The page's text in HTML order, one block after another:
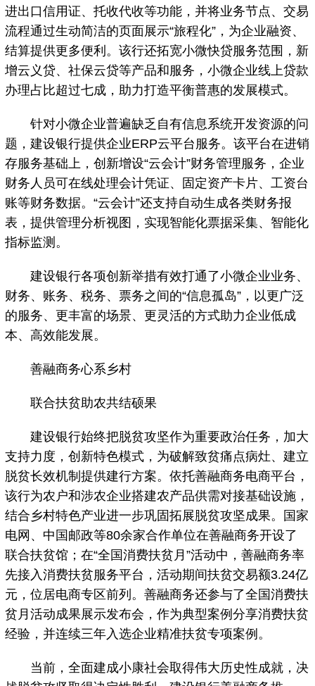
进出口信用证、托收代收等功能，并将业务节点、交易
流程通过生动简洁的页面展示“旅程化”，为企业融资、
结算提供更多便利。该行还拓宽小微快贷服务范围，新
增云义贷、社保云贷等产品和服务，小微企业线上贷款
办理占比超过七成，助力打造平衡普惠的发展模式。
针对小微企业普遍缺乏自有信息系统开发资源的问
题，建设银行提供企业ERP云平台服务。该平台在进销
存服务基础上，创新增设“云会计”财务管理服务，企业
财务人员可在线处理会计凭证、固定资产卡片、工资台
账等财务数据。“云会计”还支持自动生成各类财务报
表，提供管理分析视图，实现智能化票据采集、智能化
指标监测。
建设银行各项创新举措有效打通了小微企业业务、
财务、账务、税务、票务之间的“信息孤岛”，以更广泛
的服务、更丰富的场景、更灵活的方式助力企业低成
本、高效能发展。
善融商务心系乡村
联合扶贫助农共结硕果
建设银行始终把脱贫攻坚作为重要政治任务，加大
支持力度，创新特色模式，为破解致贫痛点病灶、建立
脱贫长效机制提供建行方案。依托善融商务电商平台，
该行为农户和涉农企业搭建农产品供需对接基础设施，
结合乡村特色产业进一步巩固拓展脱贫攻坚成果。国家
电网、中国邮政等80余家合作单位在善融商务开设了
联合扶贫馆；在“全国消费扶贫月”活动中，善融商务率
先接入消费扶贫服务平台，活动期间扶贫交易额3.24亿
元，位居电商专区前列。善融商务还参与了全国消费扶
贫月活动成果展示发布会，作为典型案例分享消费扶贫
经验，并连续三年入选企业精准扶贫专项案例。
当前，全面建成小康社会取得伟大历史性成就，决